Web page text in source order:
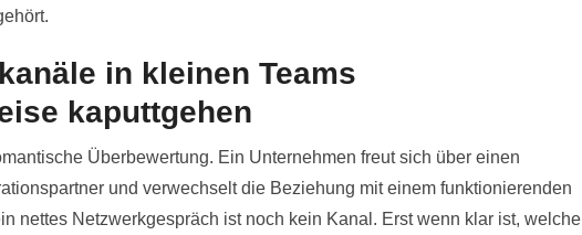
in kleinen Teams
kaputtgehen
Überbewertung. Ein Unternehmen freut sich über einen
und verwechselt die Beziehung mit einem funktionierenden
nettes Netzwerkgespräch ist noch kein Kanal. Erst wenn klar ist, welche